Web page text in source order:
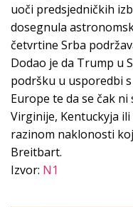
uoči predsjedničkih
dosegnula
četvrtine Srba
Dodao je da Trump u
podršku u usporedbi
Europe te da se čak
Virginije, Kentuckyja
razinom naklonosti
Breitbart.
Izvor: N1